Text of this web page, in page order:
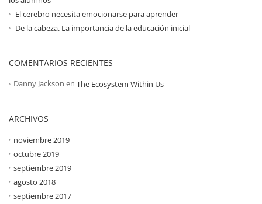
El cerebro necesita emocionarse para aprender
De la cabeza. La importancia de la educación inicial
COMENTARIOS RECIENTES
Danny Jackson en The Ecosystem Within Us
ARCHIVOS
noviembre 2019
octubre 2019
septiembre 2019
agosto 2018
septiembre 2017